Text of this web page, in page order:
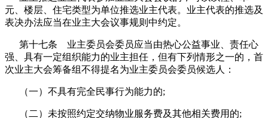
元、楼层、住宅类型为单位推选业主代表。业主代表的推选及
表决办法应当在业主大会议事规则中约定。
第十七条 业主委员会委员应当由热心公益事业、责任心
强、具有一定组织能力的业主担任，但有下列情形之一的，首
次业主大会筹备组不得提名为业主委员会委员候选人：
（一）不具有完全民事行为能力的;
（二）未按照约定交纳物业服务费及其他相关费用的;